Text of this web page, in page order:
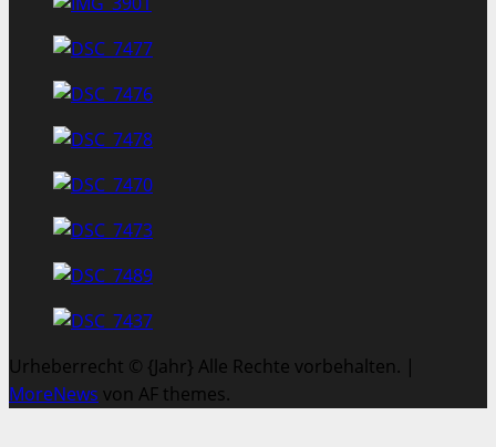
Urheberrecht © {Jahr} Alle Rechte vorbehalten. |
MoreNews von AF themes.